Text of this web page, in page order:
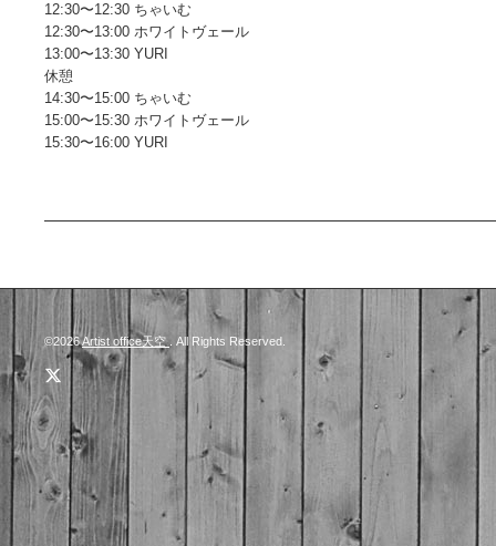
12:30〜12:30 ちゃいむ
12:30〜13:00 ホワイトヴェール
13:00〜13:30 YURI
休憩
14:30〜15:00 ちゃいむ
15:00〜15:30 ホワイトヴェール
15:30〜16:00 YURI
©2026Artist office天空 . All Rights Reserved.